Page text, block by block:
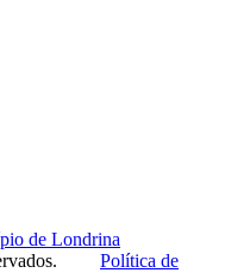
Política de